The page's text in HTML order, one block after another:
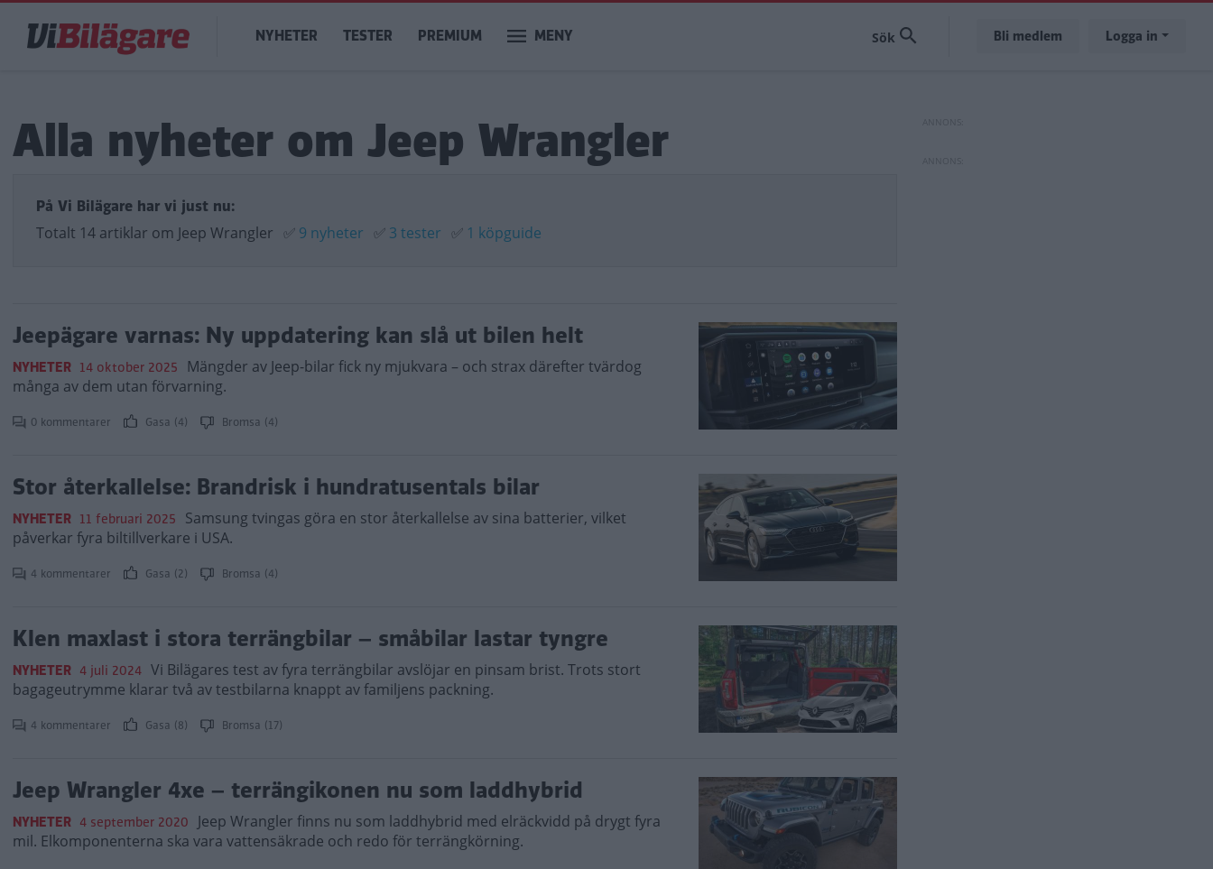
huvudinnehåll
Main
navigation
NYHETER TESTER PREMIUM MENY Bli medlem Logga in
Alla nyheter om Jeep Wrangler
På Vi Bilägare har vi just nu:
Totalt 14 artiklar om Jeep Wrangler ✅ 9 nyheter ✅ 3 tester ✅ 1 köpguide
Jeepägare varnas: Ny uppdatering kan slå ut bilen helt
NYHETER 14 oktober 2025 Mängder av Jeep-bilar fick ny mjukvara – och strax därefter tvärdog
många av dem utan förvarning.
0 kommentarer Gasa (4) Bromsa (4)
Stor återkallelse: Brandrisk i hundratusentals bilar
NYHETER 11 februari 2025 Samsung tvingas göra en stor återkallelse av sina batterier, vilket
påverkar fyra biltillverkare i USA.
4 kommentarer Gasa (2) Bromsa (4)
Klen maxlast i stora terrängbilar – småbilar lastar tyngre
NYHETER 4 juli 2024 Vi Bilägares test av fyra terrängbilar avslöjar en pinsam brist. Trots stort
bagageutrymme klarar två av testbilarna knappt av familjens packning.
4 kommentarer Gasa (8) Bromsa (17)
Jeep Wrangler 4xe – terrängikonen nu som laddhybrid
NYHETER 4 september 2020 Jeep Wrangler finns nu som laddhybrid med elräckvidd på drygt fyra
mil. Elkomponenterna ska vara vattensäkrade och redo för terrängkörning.